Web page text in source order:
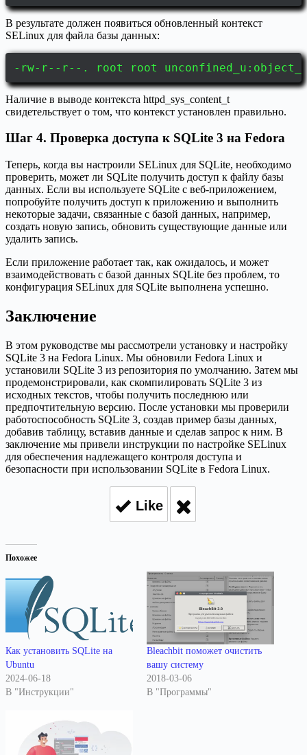
В результате должен появиться обновленный контекст
SELinux для файла базы данных:
-rw-r--r--. root root
Наличие в выводе контекста httpd_sys_content_t
свидетельствует о том, что контекст установлен правильно.
Шаг 4. Проверка доступа к SQLite 3 на Fedora
Теперь, когда вы настроили SELinux для SQLite, необходимо
проверить, может ли SQLite получить доступ к файлу базы
данных. Если вы используете SQLite с веб-приложением,
попробуйте получить доступ к приложению и выполнить
некоторые задачи, связанные с базой данных, например,
создать новую запись, обновить существующие данные или
удалить запись.
Если приложение работает так, как ожидалось, и может
взаимодействовать с базой данных SQLite без проблем, то
конфигурация SELinux для SQLite выполнена успешно.
Заключение
В этом руководстве мы рассмотрели установку и настройку
SQLite 3 на Fedora Linux. Мы обновили Fedora Linux и
установили SQLite 3 из репозитория по умолчанию. Затем мы
продемонстрировали, как скомпилировать SQLite 3 из
исходных текстов, чтобы получить последнюю или
предпочтительную версию. После установки мы проверили
работоспособность SQLite 3, создав пример базы данных,
добавив таблицу, вставив данные и сделав запрос к ним. В
заключение мы привели инструкции по настройке SELinux
для обеспечения надлежащего контроля доступа и
безопасности при использовании SQLite в Fedora Linux.
Like
Похожее
Как установить SQLite на
Ubuntu
2024-06-18
В "Инструкции"
Bleachbit поможет очистить
вашу систему
2018-03-06
В "Программы"